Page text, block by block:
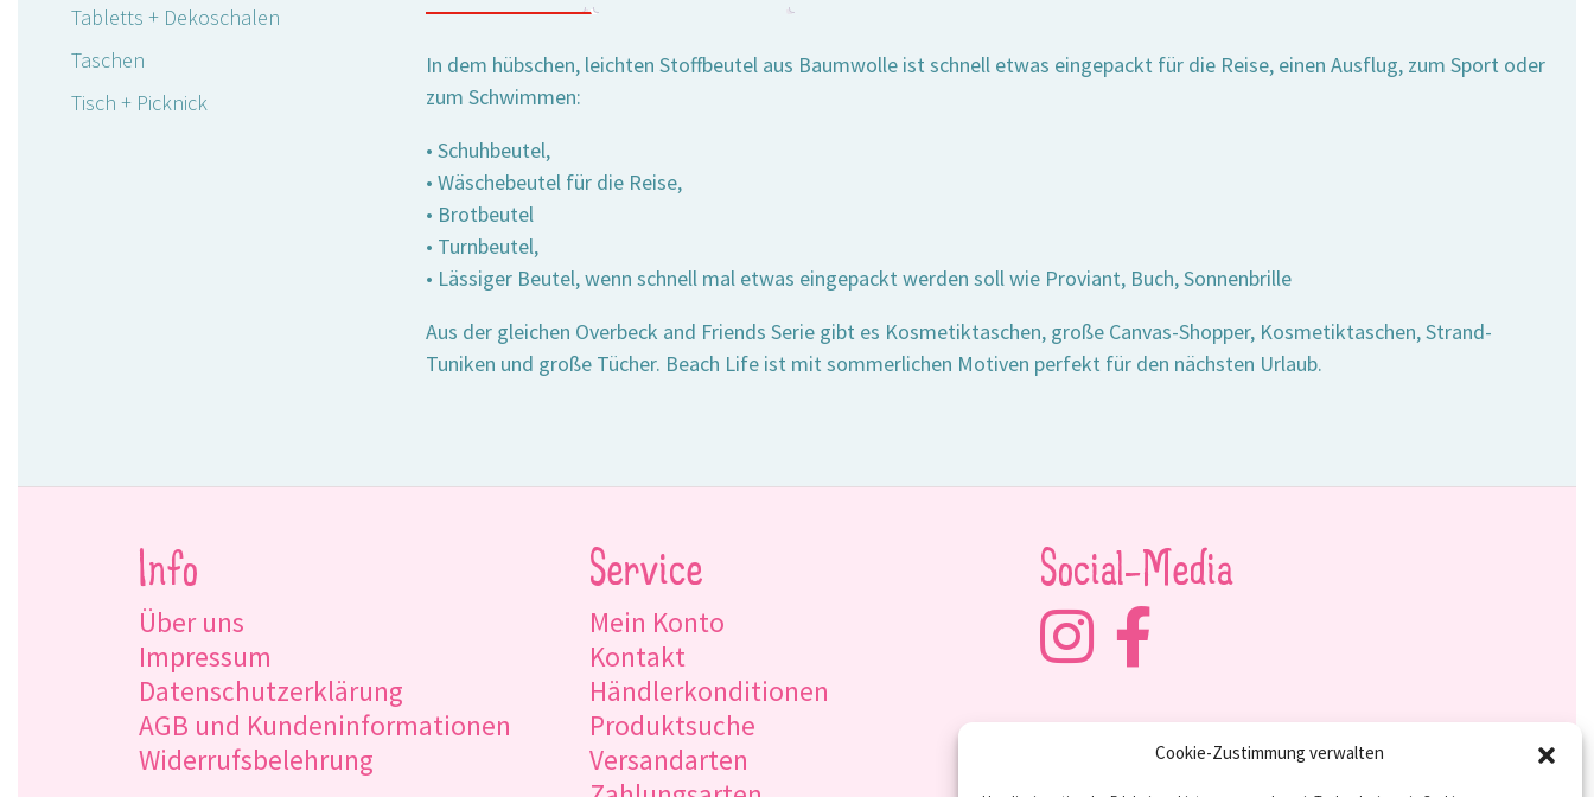
Cookie-Zustimmung verwalten
Tabletts + Dekoschalen
Taschen
Tisch + Picknick
In dem hübschen, leichten Stoffbeutel aus Baumwolle ist schnell etwas eingepackt für die Reise, einen Ausflug, zum Sport oder
zum Schwimmen:
• Schuhbeutel,
• Wäschebeutel für die Reise,
• Brotbeutel
• Turnbeutel,
• Lässiger Beutel, wenn schnell mal etwas eingepackt werden soll wie Proviant, Buch, Sonnenbrille
Aus der gleichen Overbeck and Friends Serie gibt es Kosmetiktaschen, große Canvas-Shopper, Kosmetiktaschen, Strand-
Tuniken und große Tücher. Beach Life ist mit sommerlichen Motiven perfekt für den nächsten Urlaub.
Info
Über uns
Impressum
Datenschutzerklärung
AGB und Kundeninformationen
Widerrufsbelehrung
Service
Mein Konto
Kontakt
Händlerkonditionen
Produktsuche
Versandarten
Social-Media